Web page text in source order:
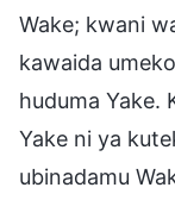
Wake; kwani
kawaida
huduma Yake.
Yake ni ya
ubinadamu